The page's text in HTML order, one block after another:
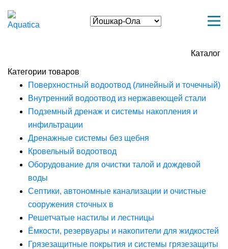
Каталог
Категории товаров
Поверхностный водоотвод (линейный и точечный)
Внутренний водоотвод из нержавеющей стали
Подземный дренаж и системы накопления и
инфильтрации
Дренажные системы без щебня
Кровельный водоотвод
Оборудование для очистки талой и дождевой
воды
Септики, автономные канализации и очистные
сооружения сточных в
Решетчатые настилы и лестницы
Ёмкости, резервуары и накопители для жидкостей
Грязезащитные покрытия и системы грязезащиты